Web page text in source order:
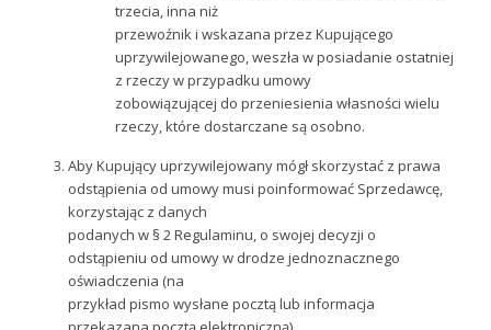
trzecia, inna niż
przewoźnik i wskazana przez Kupującego
uprzywilejowanego, weszła w posiadanie ostatniej
z rzeczy w przypadku umowy
zobowiązującej do przeniesienia własności wielu
rzeczy, które dostarczane są osobno.
Aby Kupujący uprzywilejowany mógł skorzystać z prawa
odstąpienia od umowy musi poinformować Sprzedawcę,
korzystając z danych
podanych w § 2 Regulaminu, o swojej decyzji o
odstąpieniu od umowy w drodze jednoznacznego
oświadczenia (na
przykład pismo wysłane pocztą lub informacja